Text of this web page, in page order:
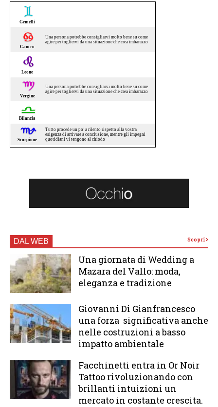
DAL WEB Scopri
Una giornata di Wedding a
Mazara del Vallo: moda,
eleganza e tradizione
Giovanni Di Gianfrancesco
una forza significativa anche
nelle costruzioni a basso
impatto ambientale
Facchinetti entra in Or Noir
Tattoo rivoluzionando con
brillanti intuizioni un
mercato in costante crescita.